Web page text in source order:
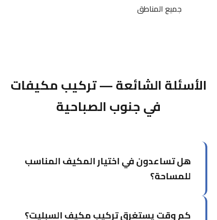
جميع المناطق
الأسئلة الشائعة — تركيب مكيفات
في جنوب الصباحية
هل تساعدون في اختيار المكيف المناسب
للمساحة؟
بناءً على مساحة الغرفة والعوامل البيئية ونوصيك
كم وقت يستغرق تركيب مكيف السبليت؟